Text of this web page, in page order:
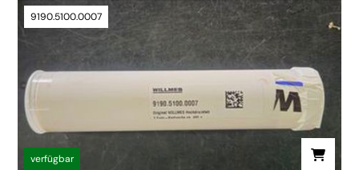
9190.5100.0007
verfügbar